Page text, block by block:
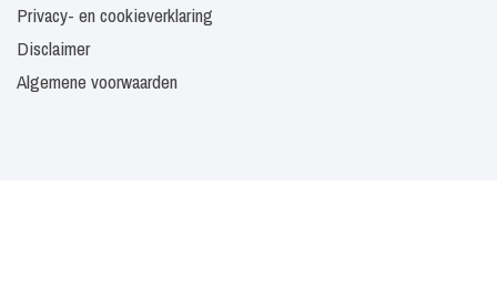
Privacy- en cookieverklaring
Disclaimer
Algemene voorwaarden